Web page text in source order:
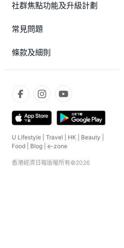
社群焦點功能及升級計劃
常見問題
條款及細則
U Lifestyle Travel HK Beauty
Food
Blog e-zone
香港經濟日報版權所有©2026